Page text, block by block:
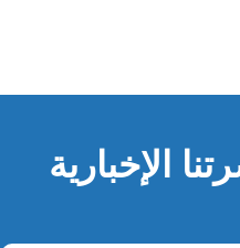
الإخبارية